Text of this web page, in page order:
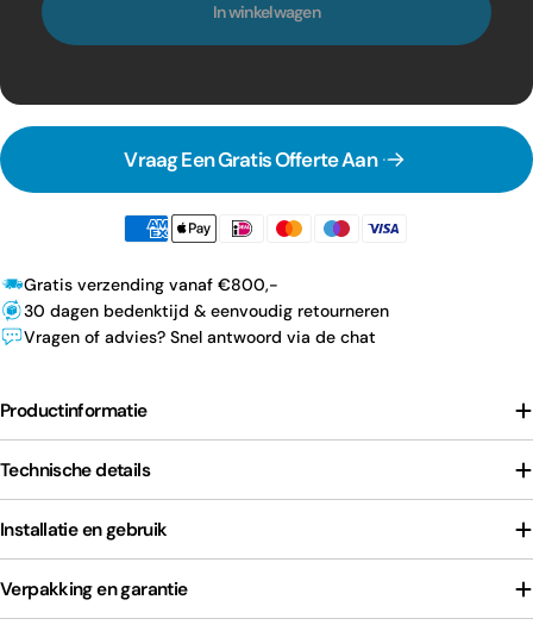
In winkelwagen
Vraag Een Gratis Offerte Aan
Gratis verzending vanaf €800,-
30 dagen bedenktijd & eenvoudig retourneren
Vragen of advies? Snel antwoord via de chat
Productinformatie
Technische details
Installatie en gebruik
Verpakking en garantie